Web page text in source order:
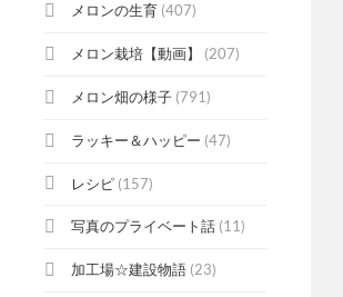
メロンの生育 (407)
メロン栽培【動画】 (207)
メロン畑の様子 (791)
ラッキー＆ハッピー (47)
レシピ (157)
写真のプライベート話 (11)
加工場☆建設物語 (23)